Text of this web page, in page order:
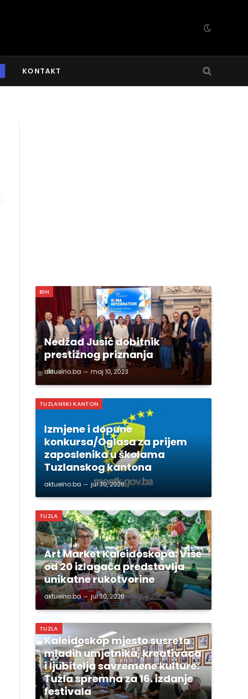
KONTAKT
BIH
Nedžad Jusić dobitnik
prestižnog priznanja
aktuelno.ba maj 10, 2023
TUZLANSKI KANTON
Izmjene i dopune
konkursa/Oglasa za prijem
zaposlenika u školama
Tuzlanskog kantona
aktuelno.ba jul 30, 2026
TUZLA
Art Market Kaleidoskopa: Više
od 20 izlagača predstavlja
unikatne rukotvorine
aktuelno.ba jul 30, 2026
TUZLA
Kaleidoskop mjesto susreta
mladih umjetnika, kreativaca
i ljubitelja savremene kulture:
Tuzla spremna za 16. izdanje
festivala